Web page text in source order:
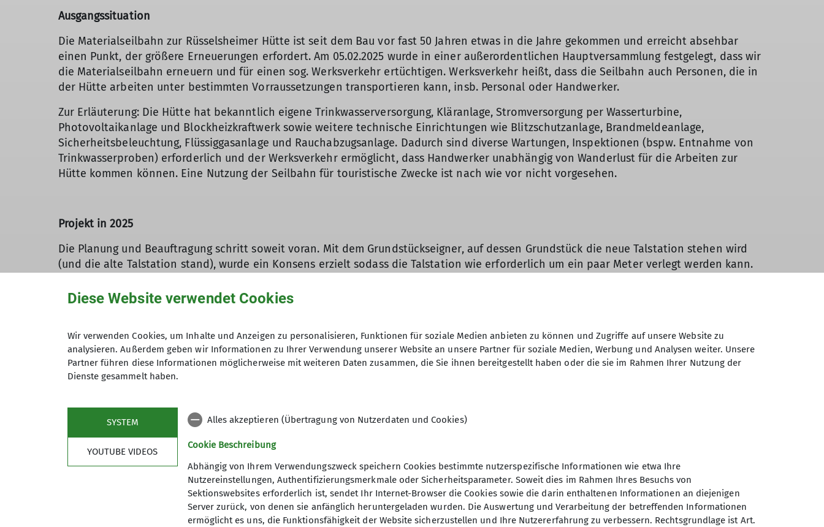
Ausgangssituation
Die Materialseilbahn zur Rüsselsheimer Hütte ist seit dem Bau vor fast 50 Jahren etwas in die Jahre gekommen und erreicht absehbar
einen Punkt, der größere Erneuerungen erfordert. Am 05.02.2025 wurde in einer außerordentlichen Hauptversammlung festgelegt, dass wir
die Materialseilbahn erneuern und für einen sog. Werksverkehr ertüchtigen. Werksverkehr heißt, dass die Seilbahn auch Personen, die in
der Hütte arbeiten unter bestimmten Vorraussetzungen transportieren kann, insb. Personal oder Handwerker.
Zur Erläuterung: Die Hütte hat bekanntlich eigene Trinkwasserversorgung, Kläranlage, Stromversorgung per Wasserturbine,
Photovoltaikanlage und Blockheizkraftwerk sowie weitere technische Einrichtungen wie Blitzschutzanlage, Brandmeldeanlage,
Sicherheitsbeleuchtung, Flüssiggasanlage und Rauchabzugsanlage. Dadurch sind diverse Wartungen, Inspektionen (bspw. Entnahme von
Trinkwasserproben) erforderlich und der Werksverkehr ermöglicht, dass Handwerker unabhängig von Wanderlust für die Arbeiten zur
Hütte kommen können. Eine Nutzung der Seilbahn für touristische Zwecke ist nach wie vor nicht vorgesehen.
Projekt in 2025
Die Planung und Beauftragung schritt soweit voran. Mit dem Grundstückseigner, auf dessen Grundstück die neue Talstation stehen wird
(und die alte Talstation stand), wurde ein Konsens erzielt sodass die Talstation wie erforderlich um ein paar Meter verlegt werden kann.
Weiterhin wurde die Planung voran getrieben. Es soll einen größeren Mast in der Mitte geben und einen kleineren Mast vor der Hütte. Die
reduziert werden können. Insbesondere die Planung des größeren Masten war eine gewisse Herausforderung, da folgende Aspekte
berücksichtigt werden mussten:
Statik in Verbindung mit Geologie wegen den Fundamenten und Belastungen durch Wind oder durch zusätzliches Gewicht aufgrund von
Umwelt: Insbesondere dürfen zwischen dem 15.2. und 15.8. keine Hubschrauberflüge für den Materialtransport und die Montage
stattfinden, da Steinadler und Bartgeier in der Gegend brüten. Tipp: Wenn ihr das nächste Mal auf die Hütte kommt, dann haltet die
Augen offen. Wenn ihr Glück habt könnt vielleicht einen Blick auf die seltenen Tiere erhaschen.
Flugsicherung bzw. Kennzeichnung des Mastes / Seil für Flugzeuge und Hubschrauber
Schutz vor Lawinen und Steinschlag
Korrosionsschutz durch Verzinken bzw. Lackieren
Zusätzlich hat Wolfgang Hölzel die detektivische Meisterleistung vollbracht und die Planungsunterlagen der alten Materialseilbahn
organisiert, obwohl die Firma, die die Seilbahn gebaut hat, mittlerweile nicht mehr existiert. Dies ermöglicht es, die Bergstation mit
Diese Website verwendet Cookies
Wir verwenden Cookies, um Inhalte und Anzeigen zu personalisieren, Funktionen für soziale Medien anbieten zu können und Zugriffe auf unsere Website zu
analysieren. Außerdem geben wir Informationen zu Ihrer Verwendung unserer Website an unsere Partner für soziale Medien, Werbung und Analysen weiter. Unsere
Partner führen diese Informationen möglicherweise mit weiteren Daten zusammen, die Sie ihnen bereitgestellt haben oder die sie im Rahmen Ihrer Nutzung der
Dienste gesammelt haben.
SYSTEM
YOUTUBE VIDEOS
Alles akzeptieren (Übertragung von Nutzerdaten und Cookies)
Cookie Beschreibung
Abhängig von Ihrem Verwendungszweck speichern Cookies bestimmte nutzerspezifische Informationen wie etwa Ihre
Nutzereinstellungen, Authentifizierungsmerkmale oder Sicherheitsparameter. Soweit dies im Rahmen Ihres Besuchs von
Sektionswebsites erforderlich ist, sendet Ihr Internet-Browser die Cookies sowie die darin enthaltenen Informationen an diejenigen
Server zurück, von denen sie anfänglich heruntergeladen wurden. Die Auswertung und Verarbeitung der betreffenden Informationen
ermöglicht es uns, die Funktionsfähigkeit der Website sicherzustellen und Ihre Nutzererfahrung zu verbessern. Rechtsgrundlage ist Art.